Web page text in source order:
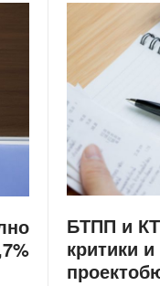
БТПП и
критики